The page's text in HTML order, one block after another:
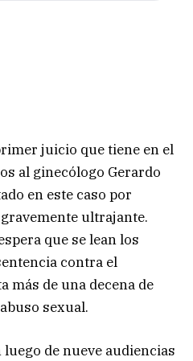
juicio que tiene en el
al ginecólogo Gerardo
en este caso por
ultrajante.
que se lean los
contra el
más de una decena de
sexual.
de nueve audiencias